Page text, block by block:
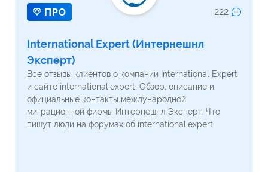
222
International Expert (Интернешнл
Эксперт)
Все отзывы клиентов о компании International Expert
и сайте international.expert. Обзор, описание и
официальные контакты международной
миграционной фирмы Интернешнл Эксперт. Что
пишут люди на форумах об international.expert.